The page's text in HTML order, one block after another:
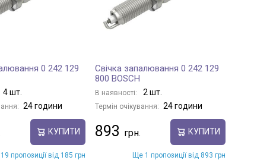
0 242 129
4 шт.
24 години
КУПИТИ
пропозиції від 185 грн
Свічка запалювання 0 242 129
800 BOSCH
В наявності: 2 шт.
Термін очікування: 24 години
893 КУПИТИ
Ще 1 пропозиції від 893 грн